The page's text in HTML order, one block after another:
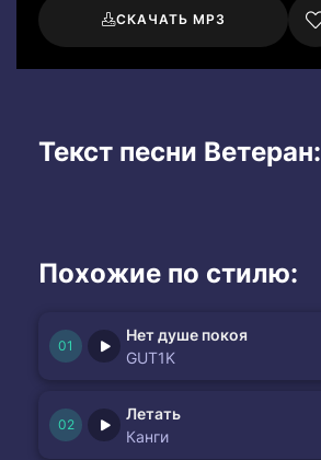
СКАЧАТЬ MP3
Текст песни Ветеран:
Похожие по стилю:
Нет душе покоя
GUT1K
Летать
Канги